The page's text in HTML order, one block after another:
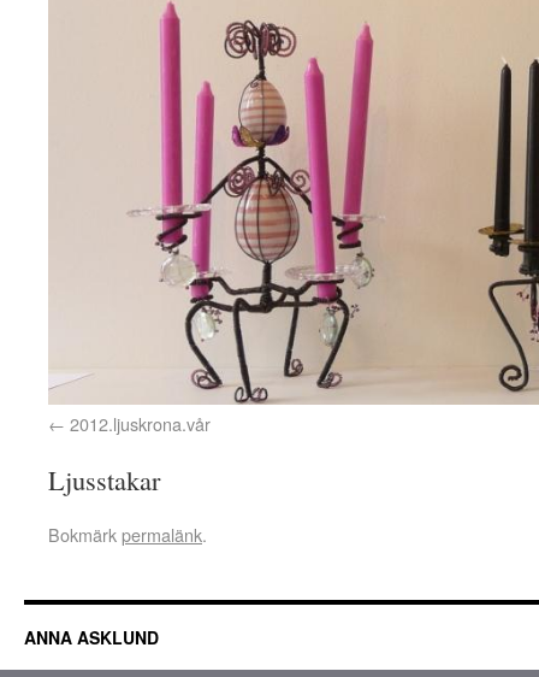
2012.ljuskrona.vår
Ljusstakar
Bokmärkpermalänk.
ANNA ASKLUND